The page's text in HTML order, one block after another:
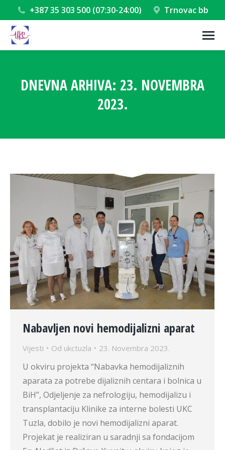
+387 35 303 500 (07:30-24:00) Trnovac bb
DNEVNA ARHIVA: 23. NOVEMBRA
2023.
Nabavljen novi hemodijalizni aparat
Vijesti Od ukctuzla 23. Novembra 2023.
U okviru projekta “Nabavka hemodijaliznih
aparata za potrebe dijaliznih centara i bolnica u
BiH”, Odjeljenje za nefrologiju, hemodijalizu i
transplantaciju Klinike za interne bolesti UKC
Tuzla, dobilo je novi hemodijalizni aparat.
Projekat je realiziran u saradnji sa fondacijom